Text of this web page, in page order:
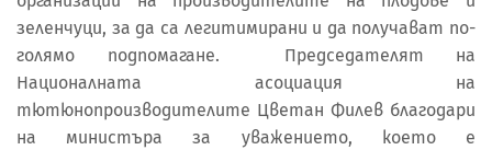
зеленчуци, за да са легитимирани и да получават по-
голямо подпомагане. Председателят на
Националната асоциация на
тютюнопроизводителите Цветан Филев благодари
на министъра за уважението, което е